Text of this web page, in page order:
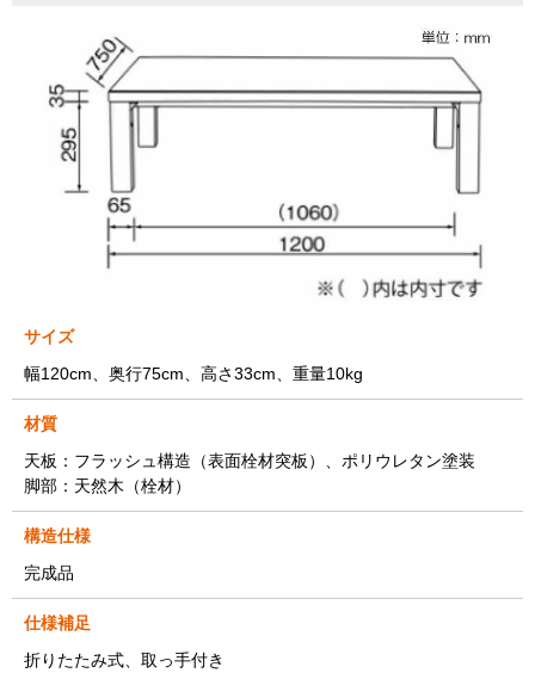
サイズ
幅120cm、奥行75cm、高さ33cm、重量10kg
材質
天板：フラッシュ構造（表面栓材突板）、ポリウレタン塗装
脚部：天然木（栓材）
構造仕様
完成品
仕様補足
折りたたみ式、取っ手付き